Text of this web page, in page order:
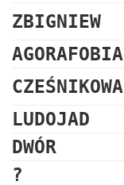
ZBIGNIEW
AGORAFOBIA
CZEŚNIKOWA
LUDOJAD
DWÓR
?